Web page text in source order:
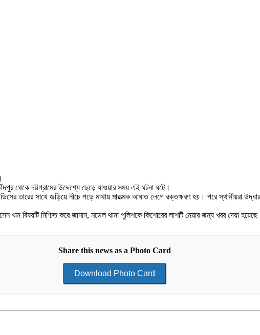
থেকে চট্টগ্রামের উদ্দেশ্যে ছেড়ে যাওয়ার সময় এই ঘটনা ঘটে।
তারের সাথে জড়িয়ে নীচে পড়ে মাথায় মারাত্মক আঘাত লেগে রক্তক্ষরণ হয়। পরে স্থানীয়রা
বিষয়টি নিশ্চিত করে জানান, মডেল থানা পুলিশকে কিশোরের লাশটি নেয়ার জন্য খবর দেয়া
Share this news as a Photo Card
Download Photo Card